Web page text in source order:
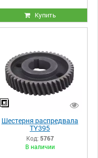
Купить
Шестерня распредвала
TY395
Код: 5767
В наличии